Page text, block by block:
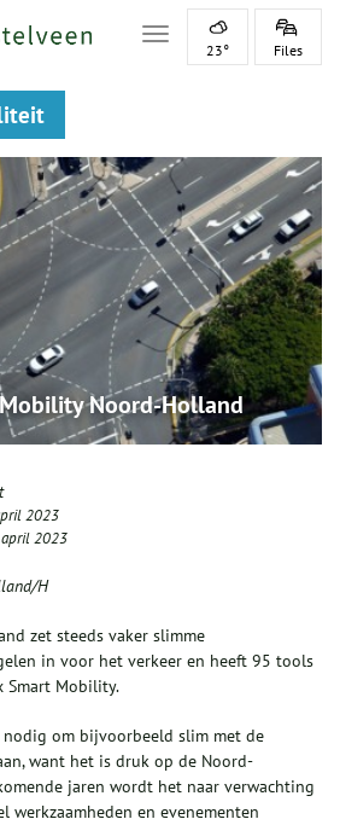
Toggle navigation
23° Files
Noord-Holland
2023
2023
H
zet steeds vaker slimme
in voor het verkeer en heeft 95 tools
Smart Mobility.
om bijvoorbeeld slim met de
want het is druk op de Noord-
jaren wordt het naar verwachting
werkzaamheden en evenementen